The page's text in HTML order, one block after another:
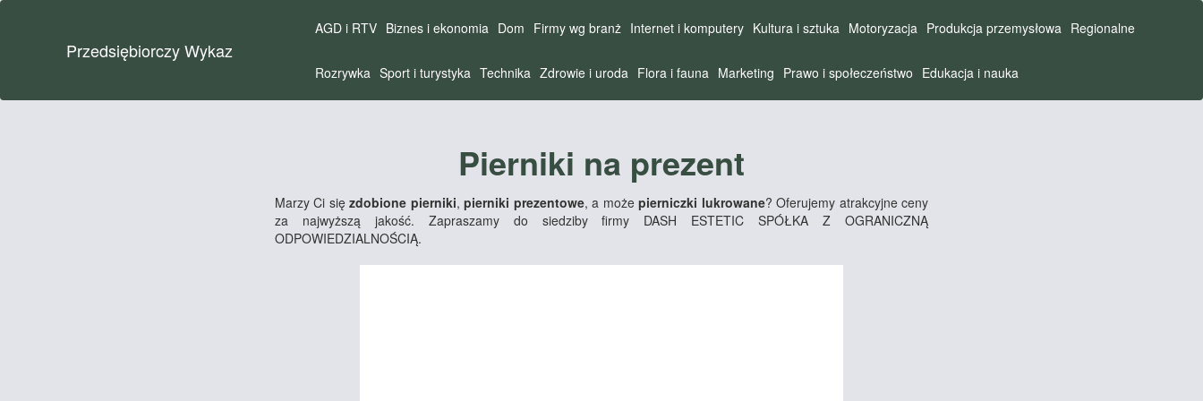
Przedsiębiorczy Wykaz
AGD i RTV Biznes i ekonomia Dom Firmy wg branż Internet i komputery Kultura i sztuka Motoryzacja Produkcja przemysłowa Regionalne
Rozrywka Sport i turystyka Technika Zdrowie i uroda Flora i fauna Marketing Prawo i społeczeństwo Edukacja i nauka
Pierniki na prezent
Marzy Ci sięzdobione pierniki,pierniki prezentowe, a możepierniczki lukrowane? Oferujemy atrakcyjne ceny
za najwyższą jakość. Zapraszamy do siedziby firmy DASH ESTETIC SPÓŁKA Z OGRANICZNĄ
ODPOWIEDZIALNOŚCIĄ.